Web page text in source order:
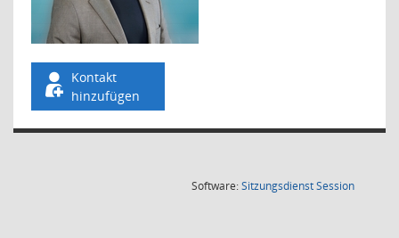
Kontakt
hinzufügen
Software:SitzungsdienstSession(Wird in